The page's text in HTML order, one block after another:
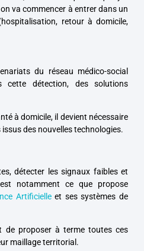
va commencer à entrer dans un
retour à domicile,
du réseau médico-social
cette détection, des solutions
à domicile, il devient nécessaire
des nouvelles technologies.
détecter les signaux faibles et
notamment ce que propose
Artificielleet ses systèmes de
de proposer à terme toutes ces
maillage territorial.